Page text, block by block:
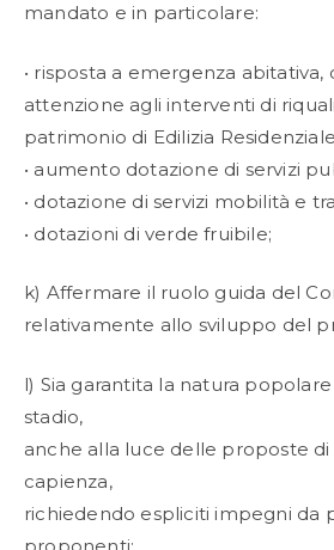
mandato e in particolare:
• risposta a emergenza
attenzione agli interventi di
patrimonio di Edilizia
• aumento dotazione di servizi
• dotazione di servizi mobilità e
• dotazioni di verde fruibile;
k) Affermare il ruolo guida del
relativamente allo sviluppo del
l) Sia garantita la natura
stadio,
anche alla luce delle proposte di
capienza,
richiedendo espliciti impegni da
proponenti;